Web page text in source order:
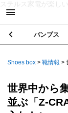
ステルス家電が楽しい
パンプス
Shoes box > 靴情報 >
世界中から
並ぶ「Z-